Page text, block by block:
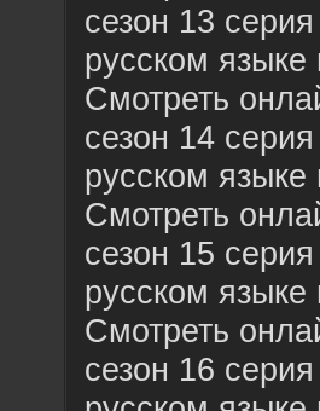
сезон 13
русском
Смотреть
сезон 14
русском
Смотреть
сезон 15
русском
Смотреть
сезон 16